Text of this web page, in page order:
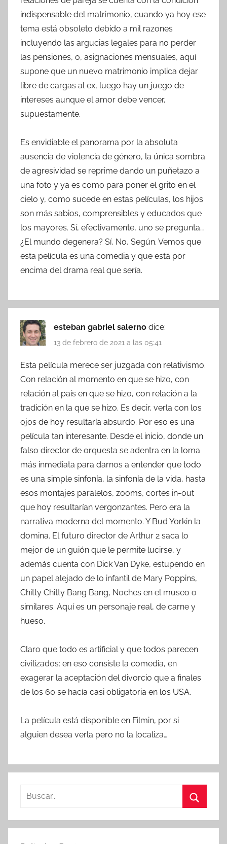
indispensable del matrimonio, cuando ya hoy ese
tema está obsoleto debido a mil razones
incluyendo las argucias legales para no perder
las pensiones, o, asignaciones mensuales, aquí
supone que un nuevo matrimonio implica dejar
libre de cargas al ex, luego hay un juego de
intereses aunque el amor debe vencer,
supuestamente.
Es envidiable el panorama por la absoluta
ausencia de violencia de género, la única sombra
de agresividad se reprime dando un puñetazo a
una foto y ya es como para poner el grito en el
cielo y, como sucede en estas películas, los hijos
son más sabios, comprensibles y educados que
los mayores. Sí, efectivamente, uno se pregunta…
¿El mundo degenera? Sí, No, Según. Vemos que
esta película es una comedia y que está por
encima del drama real que sería.
esteban gabriel salerno dice:
13 de febrero de 2021 a las 05:41
Esta película merece ser juzgada con relativismo.
Con relación al momento en que se hizo, con
relación al país en que se hizo, con relación a la
tradición en la que se hizo. Es decir, verla con los
ojos de hoy resultaría absurdo. Por eso es una
película tan interesante. Desde el inicio, donde un
falso director de orquesta se adentra en la loma
más inmediata para darnos a entender que todo
es una simple sinfonía, la sinfonía de la vida, hasta
esos montajes paralelos, zooms, cortes in-out
que hoy resultarían vergonzantes. Pero era la
narrativa moderna del momento. Y Bud Yorkin la
domina. El futuro director de Arthur 2 saca lo
mejor de un guión que le permite lucirse, y
además cuenta con Dick Van Dyke, estupendo en
un papel alejado de lo infantil de Mary Poppins,
Chitty Chitty Bang Bang, Noches en el museo o
similares. Aquí es un personaje real, de carne y
hueso.
Claro que todo es artificial y que todos parecen
civilizados: en eso consiste la comedia, en
exagerar la aceptación del divorcio que a finales
de los 60 se hacía casi obligatoria en los USA.
La película está disponible en Filmin, por si
alguien desea verla pero no la localiza…
s
u